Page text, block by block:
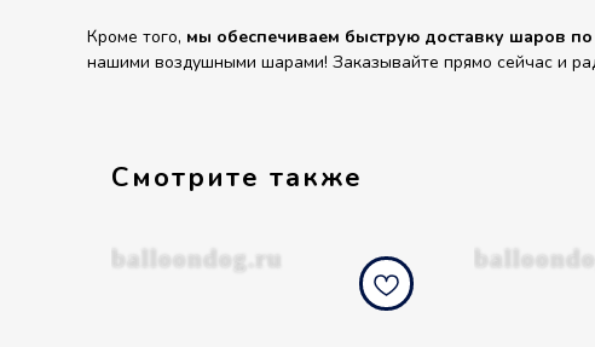
Кроме того, мы обеспечиваем быструю доставку шаров
нашими воздушными шарами! Заказывайте прямо сейчас и
Смотрите также
balloondog.ru